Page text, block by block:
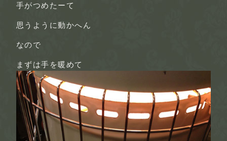
手がつめたーて
思うように動かへん
なので
まずは手を暖めて